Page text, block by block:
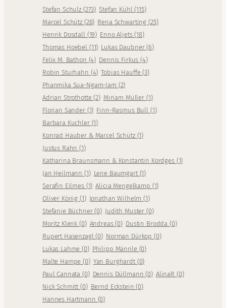
Stefan Schulz (273) Stefan Kühl(115)
Marcel Schütz (28) Rena Schwarting (25)
Henrik Dosdall (19) Enno Aljets(18)
Thomas Hoebel (11) Lukas Daubner(6)
Felix M. Bathon (4) Dennis Firkus(4)
Robin Sturhahn (4) Tobias Hauffe(3)
Phanmika Sua-Ngam-Iam (2)
Adrian Strothotte(2) Miriam Müller (1)
Florian Sander (1) Finn-Rasmus Bull (1)
Barbara Kuchler (1)
Konrad Hauber & Marcel Schütz (1)
Justus Rahn(1)
Katharina Braunsmann & Konstantin Kordges (1)
Jan Heilmann(1) Lene Baumgart (1)
Serafin Eilmes (1) Alicia Mengelkamp (1)
Oliver König(1) Jonathan Wilhelm(1)
Stefanie Büchner(0) Judith Muster (0)
Moritz Klenk(0) Andreas(0) Dustin Brodda (0)
Rupert Hasenzagl(0) Norman Dürkop (0)
Lukas Lahme(0) Philipp Männle (0)
Malte Hampe(0) Yan Burghardt (0)
Paul Cannata(0) Dennis Düllmann(0) AlinaR (0)
Nick Schmitt(0) Bernd Eckstein(0)
Hannes Hartmann (0)